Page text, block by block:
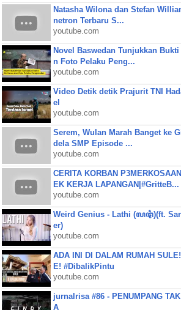
Natasha Wilona dan Stefan
netron Terbaru S...
youtube.com
Novel Baswedan Tunjukkan
n Foto Pelaku Peng...
youtube.com
Video Detik detik Prajurit TNI
el
youtube.com
Serem, Wulan Marah Banget ke
dela SMP Episode ...
youtube.com
CERITA KORBAN
EK KERJA LAPANGAN|#GritteB...
youtube.com
Weird Genius - Lathi (ꦭꦛꦶ)(ft.
er)
youtube.com
ADA INI DI DALAM RUMAH
E! #DibalikPintu
youtube.com
jurnalrisa #86 - PENUMPANG
A